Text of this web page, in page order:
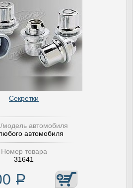
Секретки
модель автомобиля
автомобиля
Номер товара
31641
Р